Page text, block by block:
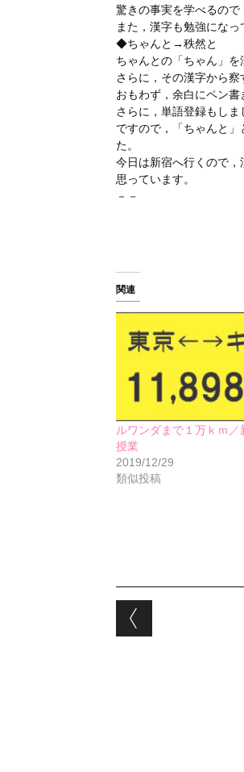
驚きの事実を学べるので
また，漢字も勉強になっ
◆ちゃんと→秩然と
ちゃんとの「ちゃん」を
さらに，その漢字から察
おもわず，余白にペン書
さらに，単語登録もしま
ですので，「ちゃんと
た。
今日は新宿へ行くので
思っています。
－－
関連
ルワンダまで１万ｋｍ／
授業
2019/12/29
類似投稿
Post navigation